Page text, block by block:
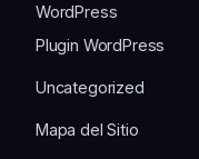
WordPress
Plugin WordPress
Uncategorized
Mapa del Sitio